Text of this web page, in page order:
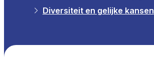
Diversiteit en gelijke kansen